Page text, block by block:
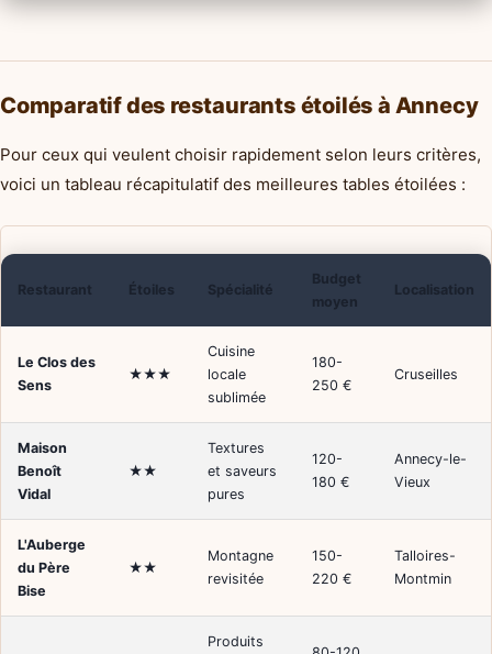
Comparatif des restaurants étoilés à Annecy
Pour ceux qui veulent choisir rapidement selon leurs critères,
voici un tableau récapitulatif des meilleures tables étoilées :
Restaurant Étoiles Spécialité
Budget
moyen
Localisation
Le Clos des
Sens
★★★
Cuisine
locale
sublimée
180-
250 €
Cruseilles
Maison
Benoît
Vidal
★★
Textures
et saveurs
pures
120-
180 €
Annecy-le-
Vieux
L'Auberge
du Père
Bise
★★
Montagne
revisitée
150-
220 €
Talloires-
Montmin
Produits